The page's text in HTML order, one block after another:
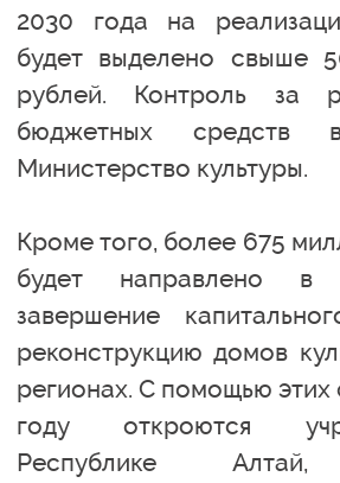
2030 года на
будет выделено свыше
рублей. Контроль за
бюджетных средств
Министерство культуры.
Кроме того, более 675
будет направлено в
завершение
реконструкцию домов
регионах. С помощью этих
году откроются
Республике Алтай,